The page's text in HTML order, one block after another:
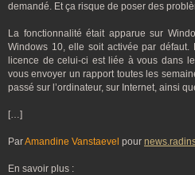
demandé. Et ça risque de poser des
La fonctionnalité était apparue sur
Windows 10, elle soit activée par défaut.
licence de celui-ci est liée à vous dans
vous envoyer un rapport toutes les
passé sur l’ordinateur, sur Internet, ainsi
[…]
ParAmandine Vanstaevel pour
En savoir plus :